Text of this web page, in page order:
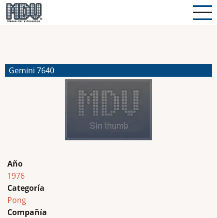
Pasar
al
Gemini 7640
Año
1976
Categoría
Pong
Compañía